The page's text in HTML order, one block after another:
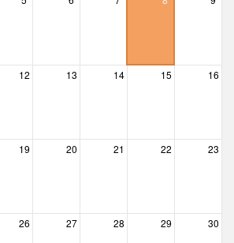
12 13 14 15 16
19 20 21 22 23
26 27 28 29 30